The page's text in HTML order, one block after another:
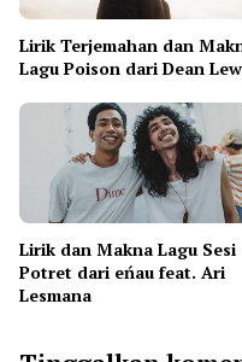
Lirik Terjemahan dan
Lagu Poison dari Dean
Lirik dan Makna Lagu Sesi
Potret dari eńau feat. Ari
Lesmana